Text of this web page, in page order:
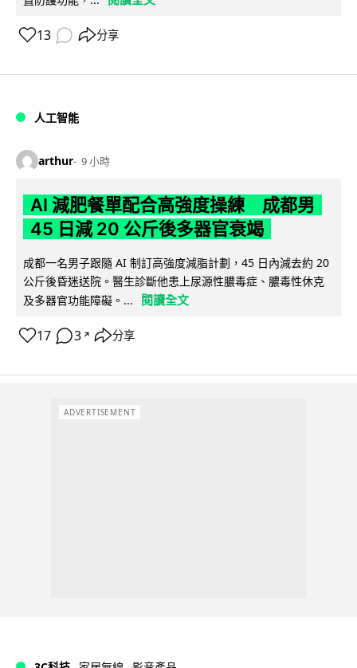
13 分享
人工智能
arthur 9 小時
AI 減肥餐單配合高強度操練 成都男
45 日減 20 公斤後多器官衰竭
成都一名男子跟隨 AI 制訂高強度減脂計劃，45 日內減去約 20
公斤後昏迷送院。醫生診斷他患上尿源性膿毒症、膿毒性休克
及多器官功能障礙。...
閱讀全文
17 3 ↗ 分享
ADVERTISEMENT